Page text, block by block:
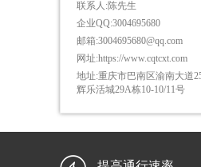
联系人:陈先生
企业QQ:3004695680
邮箱:3004695680@qq.com
网址:https://www.cqtcxt.com
地址:重庆市巴南区渝南大道
辉乐活城29A栋10-10/11号